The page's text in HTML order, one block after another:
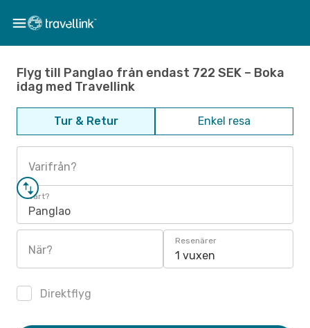
Flyg till Panglao från endast 722 SEK – Boka
idag med Travellink
Tur & Retur Enkel resa
Varifrån?
Vart?
Panglao
När?
Resenärer
1 vuxen
Direktflyg